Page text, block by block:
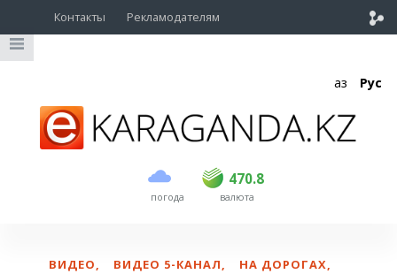
Контакты Рекламодателям
Қаз Рус
погода
470.8
USD 468.5 470.8
EUR валюта
ВИДЕО, ВИДЕО 5-КАНАЛ, НА ДОРОГАХ,